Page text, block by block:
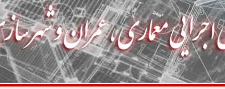
1 2 3 4 5